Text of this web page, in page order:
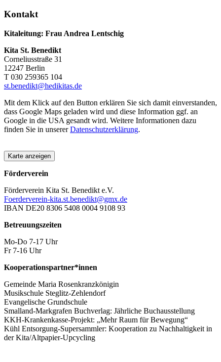
Kontakt
Kitaleitung: Frau Andrea Lentschig
Kita St. Benedikt
Corneliusstraße 31
12247 Berlin
T 030 259365 104
st.benedikt@hedikitas.de
Mit dem Klick auf den Button erklären Sie sich damit einverstanden,
dass Google Maps geladen wird und diese Information ggf. an
Google in die USA gesandt wird. Weitere Informationen dazu
finden Sie in unsererDatenschutzerklärung.
Karte anzeigen
Förderverein
Förderverein Kita St. Benedikt e.V.
Foerderverein-kita.st.benedikt@gmx.de
IBAN DE20 8306 5408 0004 9108 93
Betreuungszeiten
Mo-Do 7-17 Uhr
Fr 7-16 Uhr
Kooperationspartner*innen
Gemeinde Maria Rosenkranzkönigin
Musikschule Steglitz-Zehlendorf
Evangelische Grundschule
Smalland-Markgrafen Buchverlag: Jährliche Buchausstellung
KKH-Krankenkasse-Projekt: „Mehr Raum für Bewegung“
Kühl Entsorgung-Supersammler: Kooperation zu Nachhaltigkeit in
der Kita/Altpapier-Upcycling